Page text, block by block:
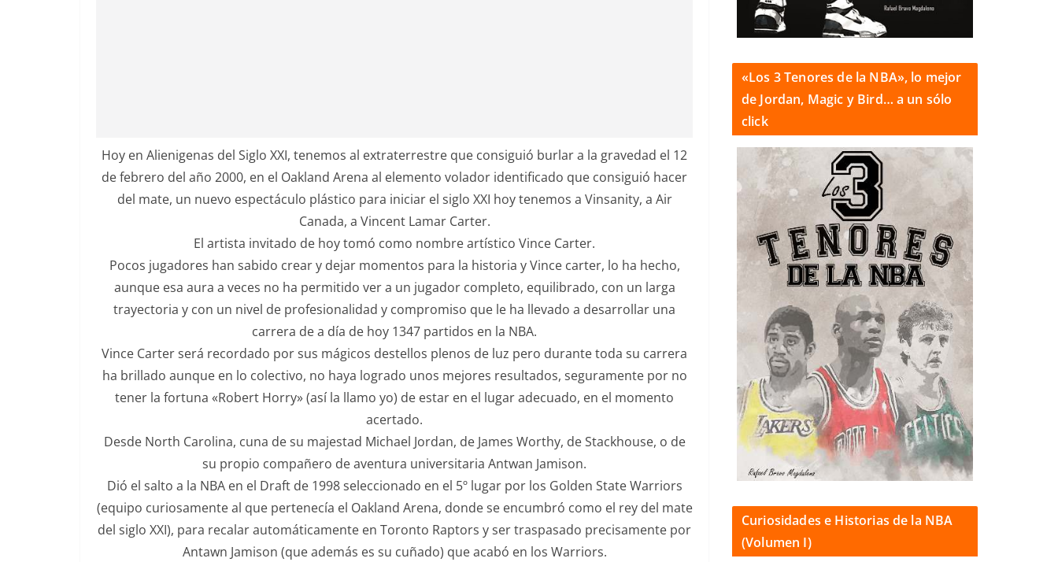
Hoy en Alienigenas del Siglo XXI, tenemos al extraterrestre que consiguió burlar a la gravedad el 12
de febrero del año 2000, en el Oakland Arena al elemento volador identificado que consiguió hacer
del mate, un nuevo espectáculo plástico para iniciar el siglo XXI hoy tenemos a Vinsanity, a Air
Canada, a Vincent Lamar Carter.
El artista invitado de hoy tomó como nombre artístico Vince Carter.
Pocos jugadores han sabido crear y dejar momentos para la historia y Vince carter, lo ha hecho,
aunque esa aura a veces no ha permitido ver a un jugador completo, equilibrado, con un larga
trayectoria y con un nivel de profesionalidad y compromiso que le ha llevado a desarrollar una
carrera de a día de hoy 1347 partidos en la NBA.
Vince Carter será recordado por sus mágicos destellos plenos de luz pero durante toda su carrera
ha brillado aunque en lo colectivo, no haya logrado unos mejores resultados, seguramente por no
tener la fortuna «Robert Horry» (así la llamo yo) de estar en el lugar adecuado, en el momento
acertado.
Desde North Carolina, cuna de su majestad Michael Jordan, de James Worthy, de Stackhouse, o de
su propio compañero de aventura universitaria Antwan Jamison.
Dió el salto a la NBA en el Draft de 1998 seleccionado en el 5º lugar por los Golden State Warriors
(equipo curiosamente al que pertenecía el Oakland Arena, donde se encumbró como el rey del mate
del siglo XXI), para recalar automáticamente en Toronto Raptors y ser traspasado precisamente por
Antawn Jamison (que además es su cuñado) que acabó en los Warriors.
«Los 3 Tenores de la NBA», lo mejor
de Jordan, Magic y Bird… a un sólo
click
Curiosidades e Historias de la NBA
(Volumen I)